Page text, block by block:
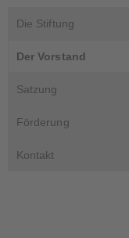
Die Stiftung
Der Vorstand
Satzung
Förderung
Kontakt